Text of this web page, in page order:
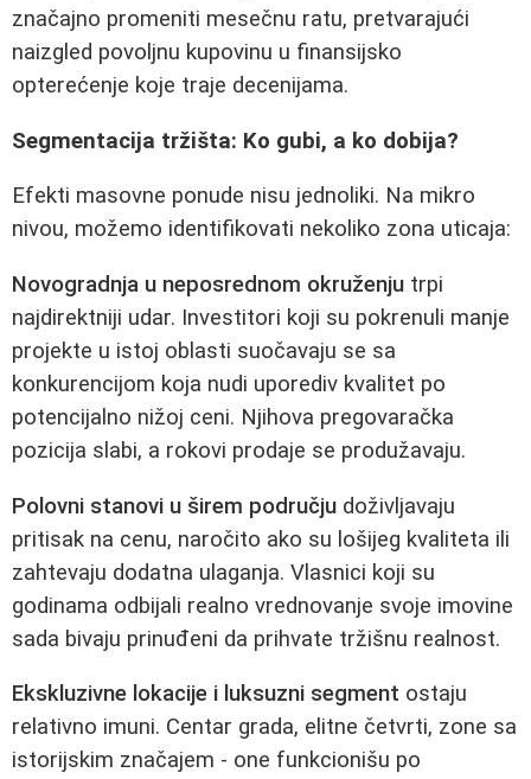
značajno promeniti mesečnu ratu, pretvarajući
naizgled povoljnu kupovinu u finansijsko
opterećenje koje traje decenijama.
Segmentacija tržišta: Ko gubi, a ko dobija?
Efekti masovne ponude nisu jednoliki. Na mikro
nivou, možemo identifikovati nekoliko zona uticaja:
Novogradnja u neposrednom okruženju trpi
najdirektniji udar. Investitori koji su pokrenuli manje
projekte u istoj oblasti suočavaju se sa
konkurencijom koja nudi uporediv kvalitet po
potencijalno nižoj ceni. Njihova pregovaračka
pozicija slabi, a rokovi prodaje se produžavaju.
Polovni stanovi u širem području doživljavaju
pritisak na cenu, naročito ako su lošijeg kvaliteta ili
zahtevaju dodatna ulaganja. Vlasnici koji su
godinama odbijali realno vrednovanje svoje imovine
sada bivaju prinuđeni da prihvate tržišnu realnost.
Ekskluzivne lokacije i luksuzni segment ostaju
relativno imuni. Centar grada, elitne četvrti, zone sa
istorijskim značajem - one funkcionišu po